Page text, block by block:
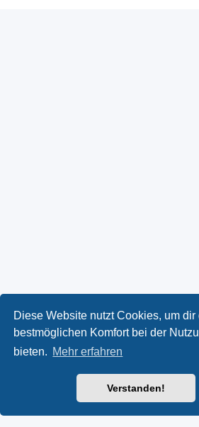
Diese Website nutzt Cookies, um dir
bestmöglichen Komfort bei der
bieten. Mehr erfahren
Verstanden!